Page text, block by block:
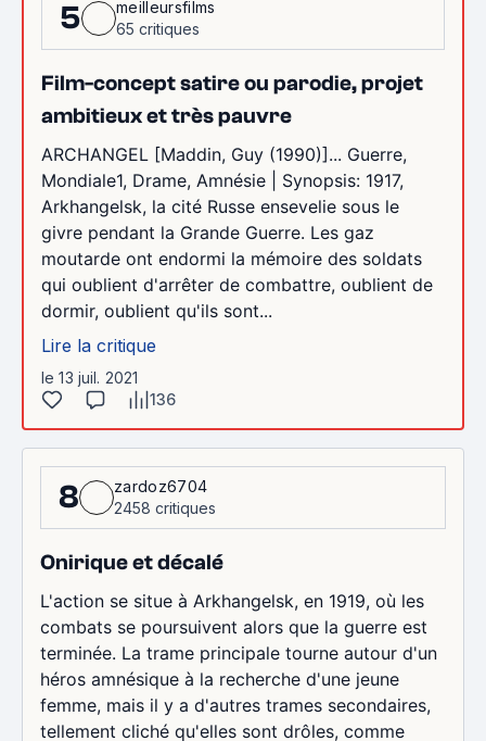
5
meilleursfilms
65 critiques
Film-concept satire ou parodie, projet
ambitieux et très pauvre
ARCHANGEL [Maddin, Guy (1990)]... Guerre,
Mondiale1, Drame, Amnésie | Synopsis: 1917,
Arkhangelsk, la cité Russe ensevelie sous le
givre pendant la Grande Guerre. Les gaz
moutarde ont endormi la mémoire des soldats
qui oublient d'arrêter de combattre, oublient de
dormir, oublient qu'ils sont...
Lire la critique
le 13 juil. 2021
136
8
zardoz6704
2458 critiques
Onirique et décalé
L'action se situe à Arkhangelsk, en 1919, où les
combats se poursuivent alors que la guerre est
terminée. La trame principale tourne autour d'un
héros amnésique à la recherche d'une jeune
femme, mais il y a d'autres trames secondaires,
tellement cliché qu'elles sont drôles, comme